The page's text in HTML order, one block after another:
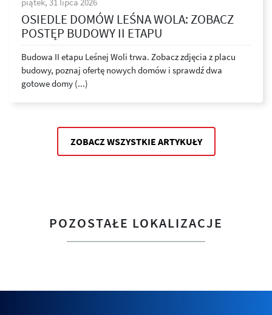
OSIEDLE DOMÓW LEŚNA WOLA: ZOBACZ
POSTĘP BUDOWY II ETAPU
Budowa II etapu Leśnej Woli trwa. Zobacz zdjęcia z placu
budowy, poznaj ofertę nowych domów i sprawdź dwa
gotowe domy (...)
ZOBACZ WSZYSTKIE ARTYKUŁY
POZOSTAŁE LOKALIZACJE